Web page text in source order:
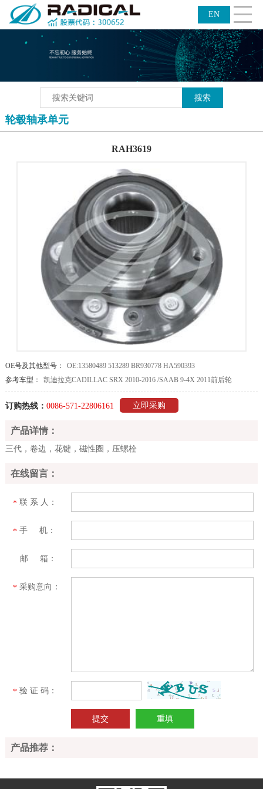
EN
员工关怀
信息披露平台
CLOSE
轮毂轴承单元
RAH3619
OE号及其他型号：
OE:13580489 513289 BR930778 HA590393
参考车型：
凯迪拉克CADILLAC SRX 2010-2016 /SAAB 9-4X 2011前后轮
订购热线： 0086-571-22806161 立即采购
产品详情：
三代，卷边，花键，磁性圈，压螺栓
在线留言：
*联 系 人：
*手 机：
邮 箱：
*采购意向：
*验 证 码：
产品推荐：